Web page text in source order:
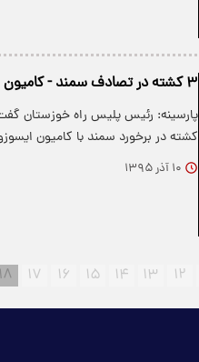
۳ کشته در تصادف سمند - کامیون
پارسینه: رئیس پلیس راه خوزستان
کشته در برخورد سمند با کامیون
۱۰ آذر ۱۳۹۵
۱۲ ۱۳ ۱۴ ۱۵ ۱۶ ۱۷ ۱۸